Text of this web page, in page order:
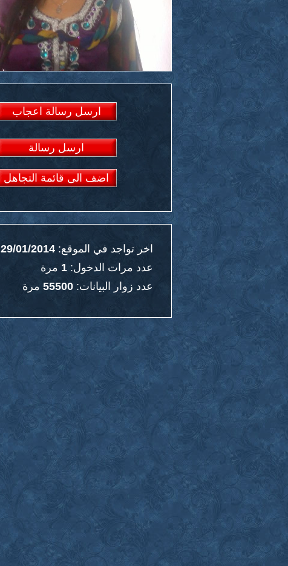
ارسل رسالة اعجاب
ارسل رسالة
اضف الى قائمة التجاهل
اخر تواجد في الموقع: 29/01/2014
عدد مرات الدخول: 1 مرة
عدد زوار البيانات: 55500 مرة